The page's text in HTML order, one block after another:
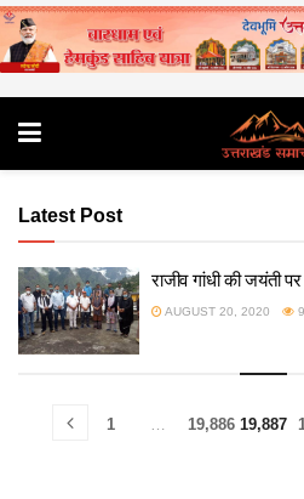
Latest Post
राजीव गांधी की जयंती
AUGUST 20, 2020
1 19,886 19,887